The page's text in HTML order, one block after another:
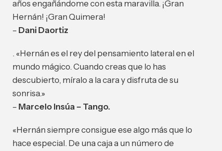
años engañándome con esta maravilla. ¡Gran
Hernán! ¡Gran Quimera!
– Dani Daortiz
. «Hernán es el rey del pensamiento lateral en el
mundo mágico. Cuando creas que lo has
descubierto, míralo a la cara y disfruta de su
sonrisa.»
– Marcelo Insúa – Tango.
«Hernán siempre consigue ese algo más que lo
hace especial. De una caja a un número de